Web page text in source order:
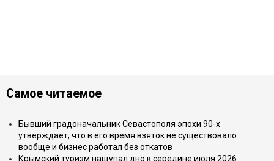
Самое читаемое
Бывший градоначальник Севастополя эпохи 90-х
утверждает, что в его время взяток не существовало
вообще и бизнес работал без откатов
Крымский туризм нащупал дно к середине июля 2026